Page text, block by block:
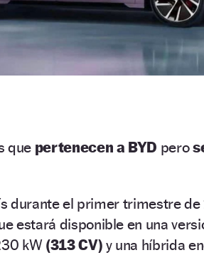
que pertenecen a BYD pero
durante el primer trimestre
estará disponible en una
kW (313 CV) y una híbrida